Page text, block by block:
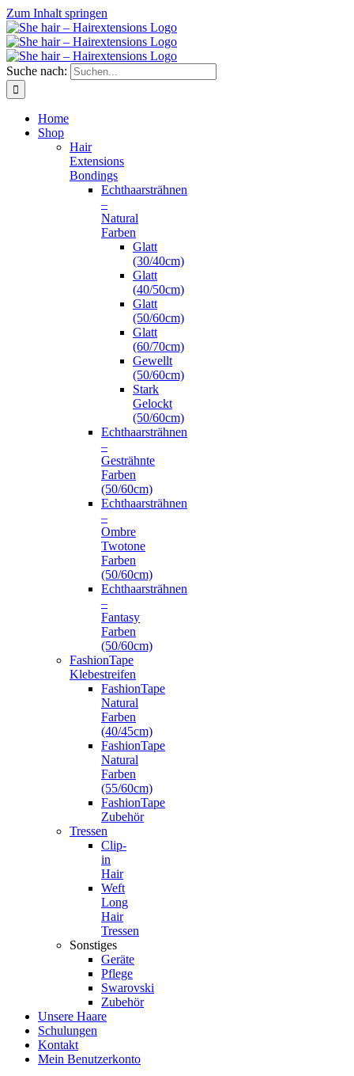
Zum Inhalt springen
Suche nach:
Home
Shop
Hair
Extensions
Bondings
Echthaarsträhnen
–
Natural
Farben
Glatt
(30/40cm)
Glatt
(40/50cm)
Glatt
(50/60cm)
Glatt
(60/70cm)
Gewellt
(50/60cm)
Stark
Gelockt
(50/60cm)
Echthaarsträhnen
–
Gesträhnte
Farben
(50/60cm)
Echthaarsträhnen
–
Ombre
Twotone
Farben
(50/60cm)
Echthaarsträhnen
–
Fantasy
Farben
(50/60cm)
FashionTape
Klebestreifen
FashionTape
Natural
Farben
(40/45cm)
FashionTape
Natural
Farben
(55/60cm)
FashionTape
Zubehör
Tressen
Clip-
in
Hair
Weft
Long
Hair
Tressen
Sonstiges
Geräte
Pflege
Swarovski
Zubehör
Unsere Haare
Schulungen
Kontakt
Mein Benutzerkonto